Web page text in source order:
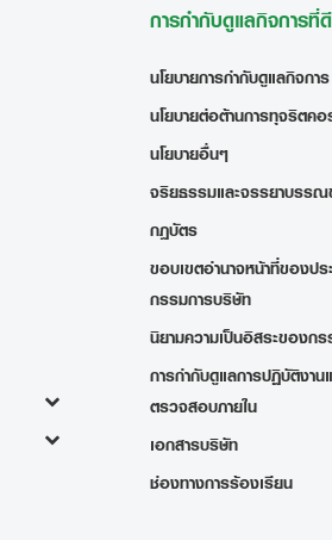
การกำกับดูแลกิจการที่ดี
นโยบายการกำกับดูแลกิจการ
นโยบายต่อต้านการทุจริตค
นโยบายอื่นๆ
จริยธรรมและจรรยาบรร
กฎบัตร
ขอบเขตอำนาจหน้าที่ของปร
กรรมการบริษัท
นิยามความเป็นอิสระของก
การกำกับดูแลการปฏิบัติงาน
ตรวจสอบภายใน
เอกสารบริษัท
ช่องทางการร้องเรียน